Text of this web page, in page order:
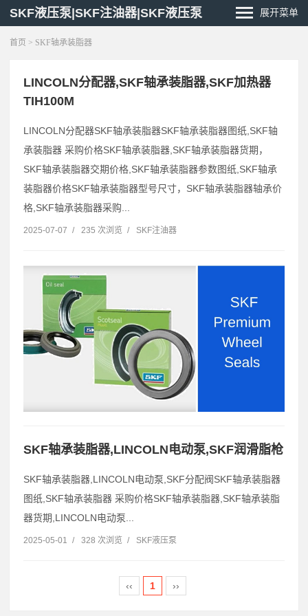
SKF液压泵|SKF注油器|SKF液压泵 展开菜单
首页 > SKF轴承装脂器
LINCOLN分配器,SKF轴承装脂器,SKF加热器
TIH100M
LINCOLN分配器SKF轴承装脂器SKF轴承装脂器图纸,SKF轴
承装脂器 采购价格SKF轴承装脂器,SKF轴承装脂器货期，
SKF轴承装脂器交期价格,SKF轴承装脂器参数图纸,SKF轴承
装脂器价格SKF轴承装脂器型号尺寸，SKF轴承装脂器轴承价
格,SKF轴承装脂器采购...
2025-07-07 / 235 次浏览 / SKF注油器
SKF轴承装脂器,LINCOLN电动泵,SKF润滑脂枪
SKF轴承装脂器,LINCOLN电动泵,SKF分配阀SKF轴承装脂器
图纸,SKF轴承装脂器 采购价格SKF轴承装脂器,SKF轴承装脂
器货期,LINCOLN电动泵...
2025-05-01 / 328 次浏览 / SKF液压泵
‹‹ 1 ››